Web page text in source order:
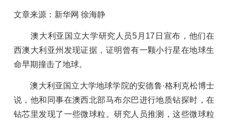
文章来源： 新华网 徐海静
澳大利亚国立大学研究人员5月17日宣布，他们在
西澳大利亚州发现证据，证明曾有一颗小行星在地球生
命早期撞击了地球。
澳大利亚国立大学地球学院的安德鲁·格利克松博士
说，他和同事在澳西北部马布尔巴进行地质钻探时，在
钻芯里发现了一些微球粒。研究人员推测，这些微球粒